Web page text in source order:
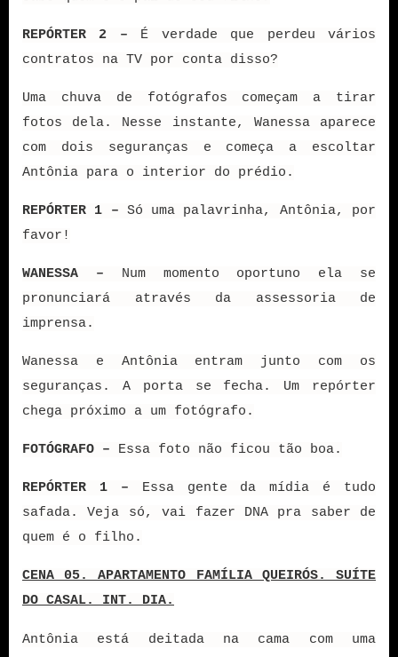
REPÓRTER 2 – É verdade que perdeu vários
contratos na TV por conta disso?
Uma chuva de fotógrafos começam a tirar
fotos dela. Nesse instante, Wanessa aparece
com dois seguranças e começa a escoltar
Antônia para o interior do prédio.
REPÓRTER 1 – Só uma palavrinha, Antônia, por
favor!
WANESSA – Num momento oportuno ela se
pronunciará através da assessoria de
imprensa.
Wanessa e Antônia entram junto com os
seguranças. A porta se fecha. Um repórter
chega próximo a um fotógrafo.
FOTÓGRAFO – Essa foto não ficou tão boa.
REPÓRTER 1 – Essa gente da mídia é tudo
safada. Veja só, vai fazer DNA pra saber de
quem é o filho.
CENA 05. APARTAMENTO FAMÍLIA QUEIRÓS. SUÍTE
DO CASAL. INT. DIA.
Antônia está deitada na cama com uma